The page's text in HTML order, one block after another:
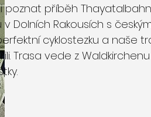
poznat příběh
Dolních Rakousích s
cyklostezku a naše
Trasa vede z